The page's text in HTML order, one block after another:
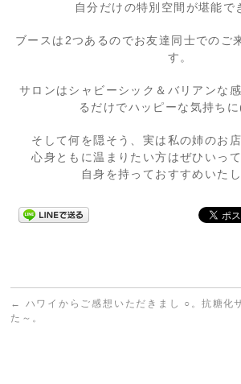
自分だけの特別空間が堪能
ブースは2つあるのでお友達同士でのご
す。
サロンはシャビーシック＆バリアンな
るだけでハッピーな気持ち
そして何を隠そう、実は私の姉のお
心身ともに温まりたい方はぜひいっ
自身を持っておすすめいたし
←
ハワイからご感想いただきまし
た～。
○。抗糖化